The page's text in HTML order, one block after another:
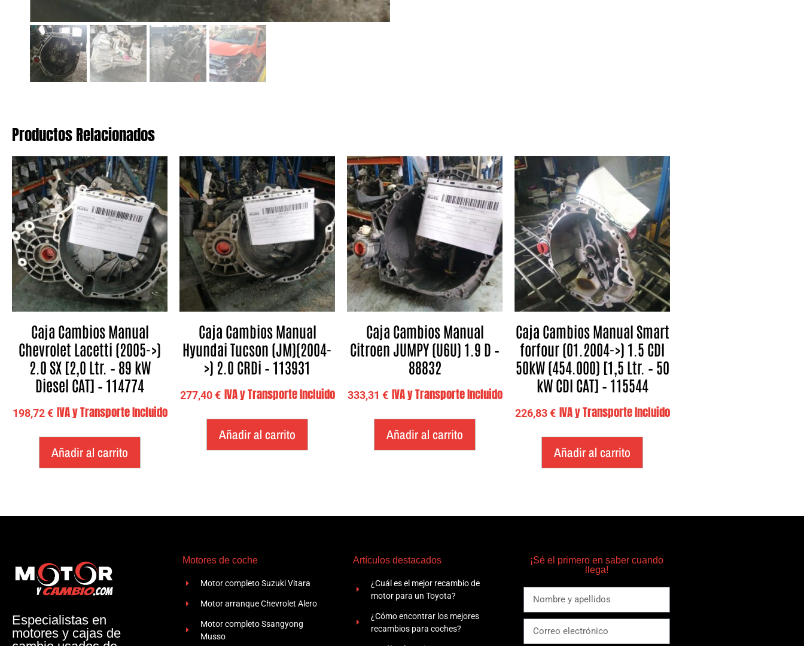
Productos Relacionados
Caja Cambios Manual
Chevrolet Lacetti (2005->)
2.0 SX [2,0 Ltr. – 89 kW
Diesel CAT] – 114774
198,72€ IVA y Transporte Incluido
Añadir al carrito
Caja Cambios Manual
Hyundai Tucson (JM)(2004-
>) 2.0 CRDi – 113931
277,40€ IVA y Transporte Incluido
Añadir al carrito
Caja Cambios Manual
Citroen JUMPY (U6U) 1.9 D –
88832
333,31 € IVA y Transporte Incluido
Añadir al carrito
Caja Cambios Manual Smart
forfour (01.2004->) 1.5 CDI
50kW (454.000) [1,5 Ltr. – 50
kW CDI CAT] – 115544
226,83€ IVA y Transporte Incluido
Añadir al carrito
Especialistas en
motores y cajas de
Motores de coche
Motor completo Suzuki Vitara
Motor arranque Chevrolet Alero
Motor completo Ssangyong
Musso
Artículos destacados
¿Cuál es el mejor recambio de
motor para un Toyota?
¿Cómo encontrar los mejores
recambios para coches?
¡Sé el primero en saber cuando
llega!